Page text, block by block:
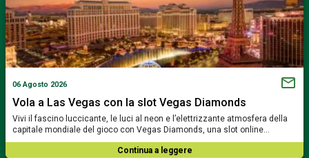
06 Agosto 2026
Vola a Las Vegas con la slot Vegas Diamonds
Vivi il fascino luccicante, le luci al neon e l’elettrizzante atmosfera della
capitale mondiale del gioco con Vegas Diamonds, una slot online…
Continua a leggere